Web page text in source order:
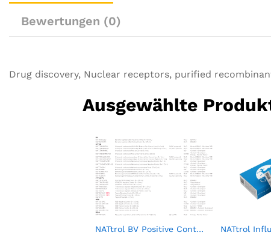
Bewertungen (0)
Drug discovery, Nuclear receptors, purified
Ausgewählte
NATtrol BV Positive Control (6 X 0.15mL)